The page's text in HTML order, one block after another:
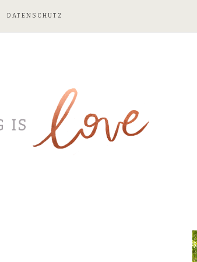
DATENSCHUTZ